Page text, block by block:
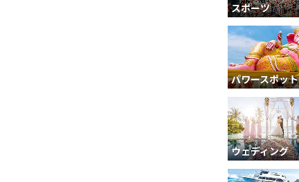
スポーツ
パワースポット
ウェディング